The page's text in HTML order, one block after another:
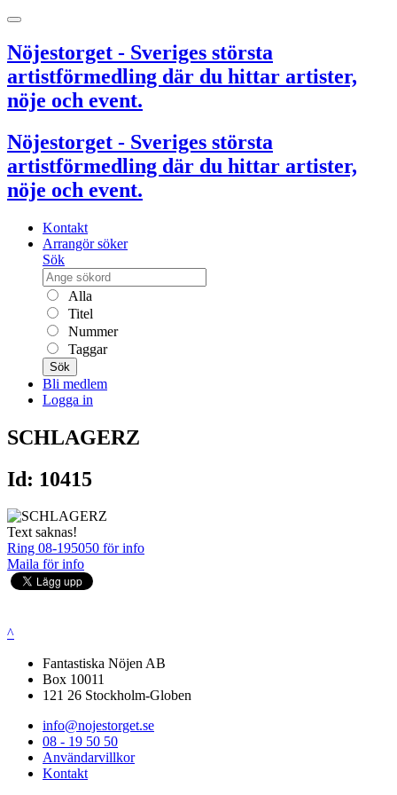
Nöjestorget - Sveriges största
artistförmedling där du hittar artister,
nöje och event.
Nöjestorget - Sveriges största
artistförmedling där du hittar artister,
nöje och event.
Kontakt
Arrangör söker
Sök
Alla
Titel
Nummer
Taggar
Sök
Bli medlem
Logga in
SCHLAGERZ
Id: 10415
Text saknas!
Ring 08-195050 för info
Maila för info
^
Fantastiska Nöjen AB
Box 10011
121 26 Stockholm-Globen
info@nojestorget.se
08 - 19 50 50
Användarvillkor
Kontakt